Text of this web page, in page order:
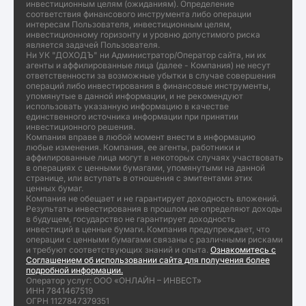
инвестиционным целям (ожиданиям). Определение
соответствия финансового инструмента либо операции
интересам Пользователя, инвестиционным целям,
инвестиционному горизонту и уровню допустимого риска
является задачей Пользователя.
Ни УК "ДОХОДЪ" ни Администратор/Оператор сайта, ни их
агенты и аффилированные лица (далее - Компания) не несут
ответственности за возможные убытки в случае совершения
операций либо инвестирования в финансовые инструменты,
упомянутые в данной информации, и не рекомендуют
использовать указанную информацию в качестве
единственного источника информации при принятии
инвестиционного решения.
Компания вправе в любой момент внести в информацию
любые изменения. Компания, ее агенты, работники и
аффилированные лица могут в некоторых случаях участвовать
в операциях с ценными бумагами, упомянутыми на данной
странице, или вступать в отношения с эмитентами этих
ценных бумаг.
Компания не обещает и не гарантирует доходность вложений.
Результаты инвестирования в прошлом не определяют доходы
в будущем, государство не гарантирует доходность
инвестиций в ценные бумаги. Компания предупреждает, что
операции с ценными бумагами связаны с различными рисками
и требуют соответствующих знаний и опыта. Ознакомитесь с
Соглашением об использовании сайта для получения более
подробной информации.
Оператор услуг: ООО «ОНЛАЙН – ИНВЕСТ»
ИНН 7841467519
ОГРН 1127847379351